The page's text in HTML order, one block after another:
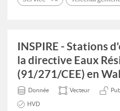
INSPIRE - Stations
la directive Eaux
(91/271/CEE) en
Donnée Vecteur
HVD